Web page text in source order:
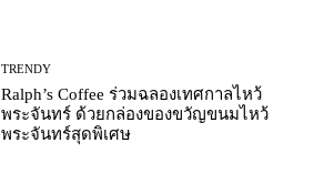
TRENDY
Ralph’s Coffee ร่วมฉลองเทศกาลไหว้
พระจันทร์ ด้วยกล่องของขวัญขนมไหว้
พระจันทร์สุดพิเศษ